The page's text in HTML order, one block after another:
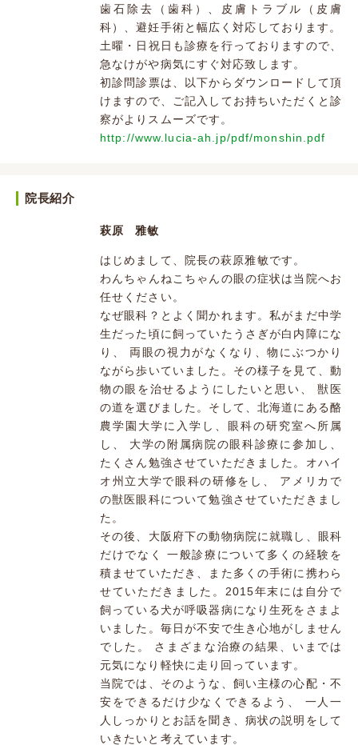
歯石除去（歯科）、皮膚トラブル（皮膚
科）、避妊手術と幅広く対応しております。
土曜・日祝日も診療を行っておりますので、
急なけがや病気にすぐ対応致します。
初診問診票は、以下からダウンロードして頂
けますので、ご記入してお持ちいただくと診
察がよりスムーズです。
http://www.lucia-ah.jp/pdf/monshin.pdf
院長紹介
萩原 雅敏
はじめまして、院長の萩原雅敏です。
わんちゃんねこちゃんの眼の症状は当院へお
任せください。
なぜ眼科？とよく聞かれます。私がまだ中学
生だった頃に飼っていたうさぎが白内障にな
り、 両眼の視力がなくなり、物にぶつかり
ながら歩いていました。その様子を見て、動
物の眼を治せるようにしたいと思い、 獣医
の道を選びました。そして、北海道にある酪
農学園大学に入学し、眼科の研究室へ所属
し、 大学の附属病院の眼科診療に参加し、
たくさん勉強させていただきました。オハイ
オ州立大学で眼科の研修をし、 アメリカで
の獣医眼科について勉強させていただきまし
た。
その後、大阪府下の動物病院に就職し、眼科
だけでなく 一般診療について多くの経験を
積ませていただき、また多くの手術に携わら
せていただきました。2015年末には自分で
飼っている犬が呼吸器病になり生死をさまよ
いました。毎日が不安で生き心地がしません
でした。 さまざまな治療の結果、いまでは
元気になり軽快に走り回っています。
当院では、そのような、飼い主様の心配・不
安をできるだけ少なくできるよう、 一人一
人しっかりとお話を聞き、病状の説明をして
いきたいと考えています。